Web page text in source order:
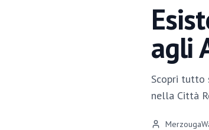
agli
Scopri tutto
nella Città